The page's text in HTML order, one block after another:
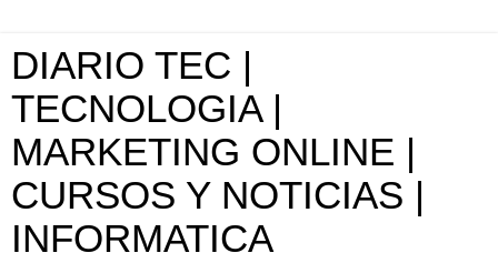
DIARIO TEC |
TECNOLOGIA |
MARKETING ONLINE |
CURSOS Y NOTICIAS |
INFORMATICA